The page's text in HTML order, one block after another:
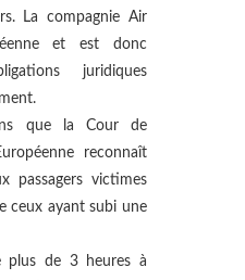
La compagnie Air
et est donc
juridiques
que la Cour de
reconnaît
passagers victimes
ceux ayant subi une
plus de 3 heures à